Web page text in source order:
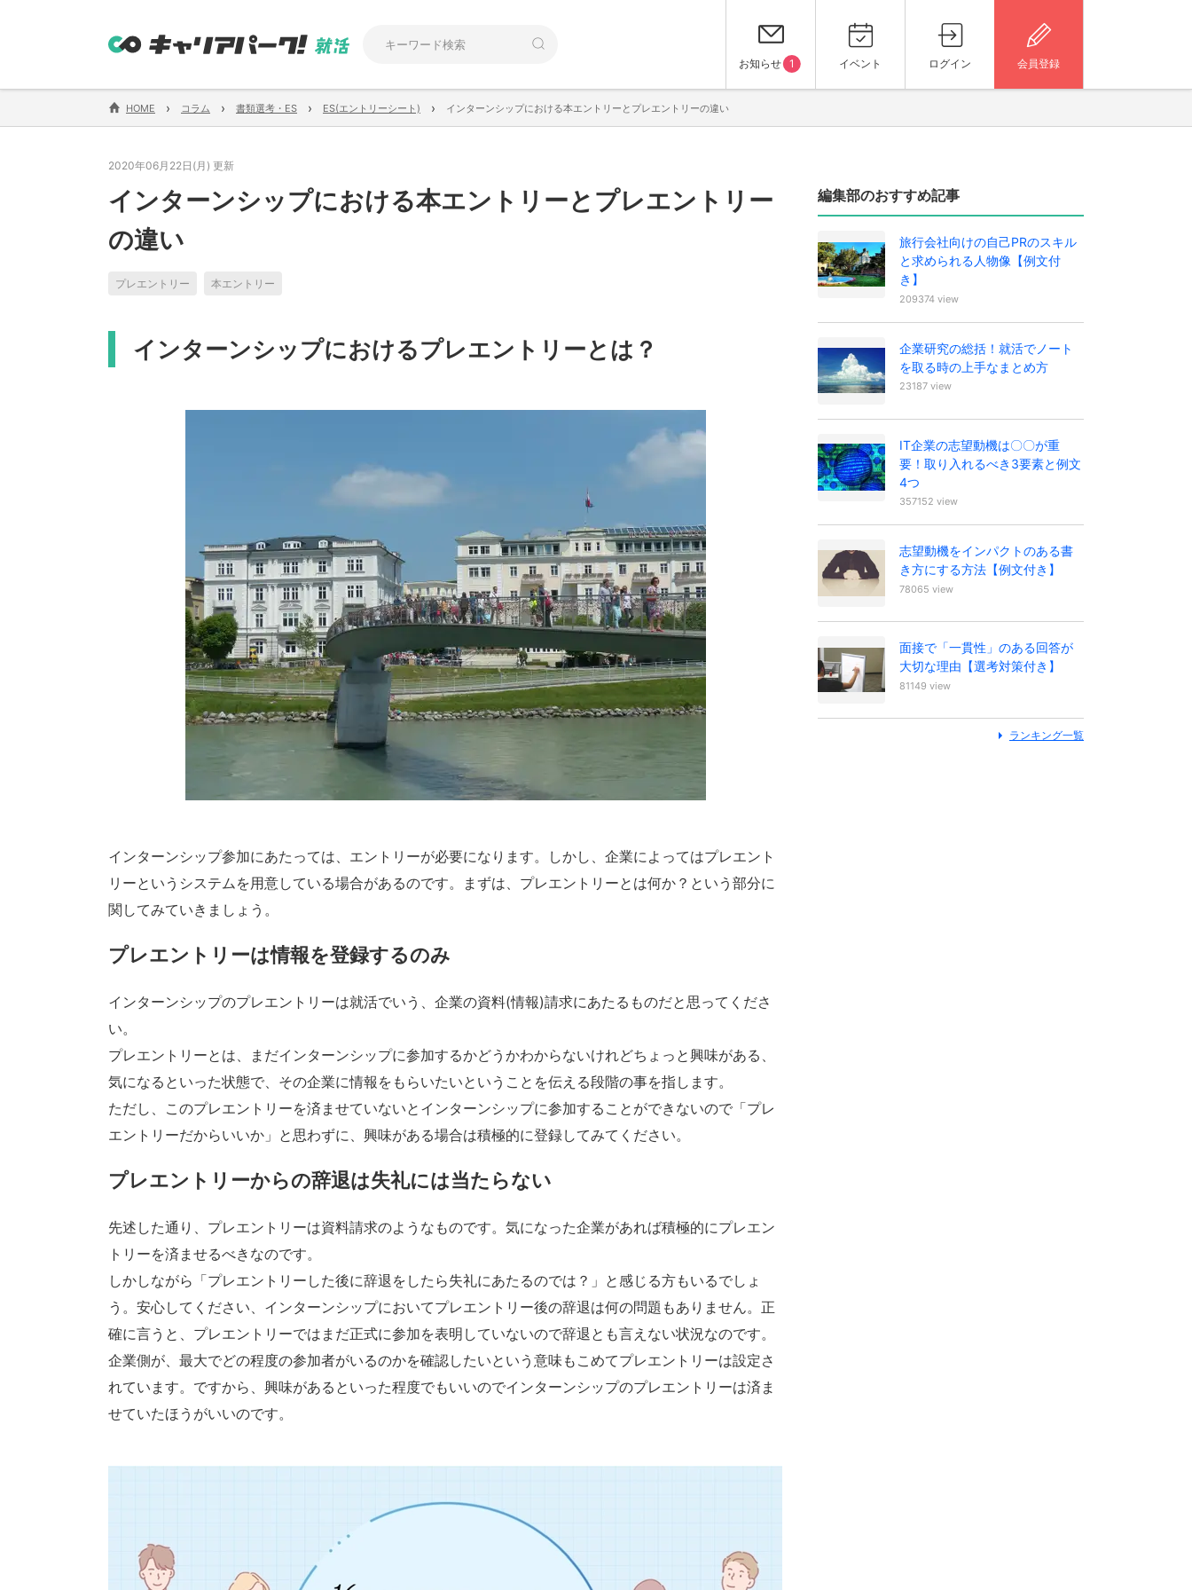
お知らせ 1 イベント ログイン 会員登録
HOME › コラム › 書類選考・ES › ES(エントリーシート) › インターンシップにおける本エントリーとプレエントリーの違い
2020年06月22日(月) 更新
インターンシップにおける本エントリーとプレエントリー
の違い
プレエントリー 本エントリー
インターンシップにおけるプレエントリーとは？
インターンシップ参加にあたっては、エントリーが必要になります。しかし、企業によってはプレエント
リーというシステムを用意している場合があるのです。まずは、プレエントリーとは何か？という部分に
関してみていきましょう。
プレエントリーは情報を登録するのみ
インターンシップのプレエントリーは就活でいう、企業の資料(情報)請求にあたるものだと思ってくださ
い。
プレエントリーとは、まだインターンシップに参加するかどうかわからないけれどちょっと興味がある、
気になるといった状態で、その企業に情報をもらいたいということを伝える段階の事を指します。
ただし、このプレエントリーを済ませていないとインターンシップに参加することができないので「プレ
エントリーだからいいか」と思わずに、興味がある場合は積極的に登録してみてください。
プレエントリーからの辞退は失礼には当たらない
先述した通り、プレエントリーは資料請求のようなものです。気になった企業があれば積極的にプレエン
トリーを済ませるべきなのです。
しかしながら「プレエントリーした後に辞退をしたら失礼にあたるのでは？」と感じる方もいるでしょ
う。安心してください、インターンシップにおいてプレエントリー後の辞退は何の問題もありません。正
確に言うと、プレエントリーではまだ正式に参加を表明していないので辞退とも言えない状況なのです。
企業側が、最大でどの程度の参加者がいるのかを確認したいという意味もこめてプレエントリーは設定さ
れています。ですから、興味があるといった程度でもいいのでインターンシップのプレエントリーは済ま
せていたほうがいいのです。
編集部のおすすめ記事
旅行会社向けの自己PRのスキル
と求められる人物像【例文付
き】
209374 view
企業研究の総括！就活でノート
を取る時の上手なまとめ方
23187 view
IT企業の志望動機は〇〇が重
要！取り入れるべき3要素と例文
4つ
357152 view
志望動機をインパクトのある書
き方にする方法【例文付き】
78065 view
面接で「一貫性」のある回答が
大切な理由【選考対策付き】
81149 view
ランキング一覧